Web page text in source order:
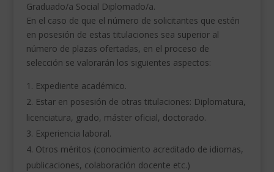
Graduado/a Social Diplomado/a.
En el caso de que el número de solicitantes que estén
en posesión de estas titulaciones sea superior al
número de plazas ofertadas, en el proceso de
selección se valorarán los siguientes aspectos:
Expediente académico.
Estar en posesión de otras titulaciones: Diplomatura,
licenciatura, grado, máster oficial, doctorado.
Experiencia laboral.
Otros méritos (conocimiento acreditado de idiomas,
publicaciones, colaboración docente etc.)